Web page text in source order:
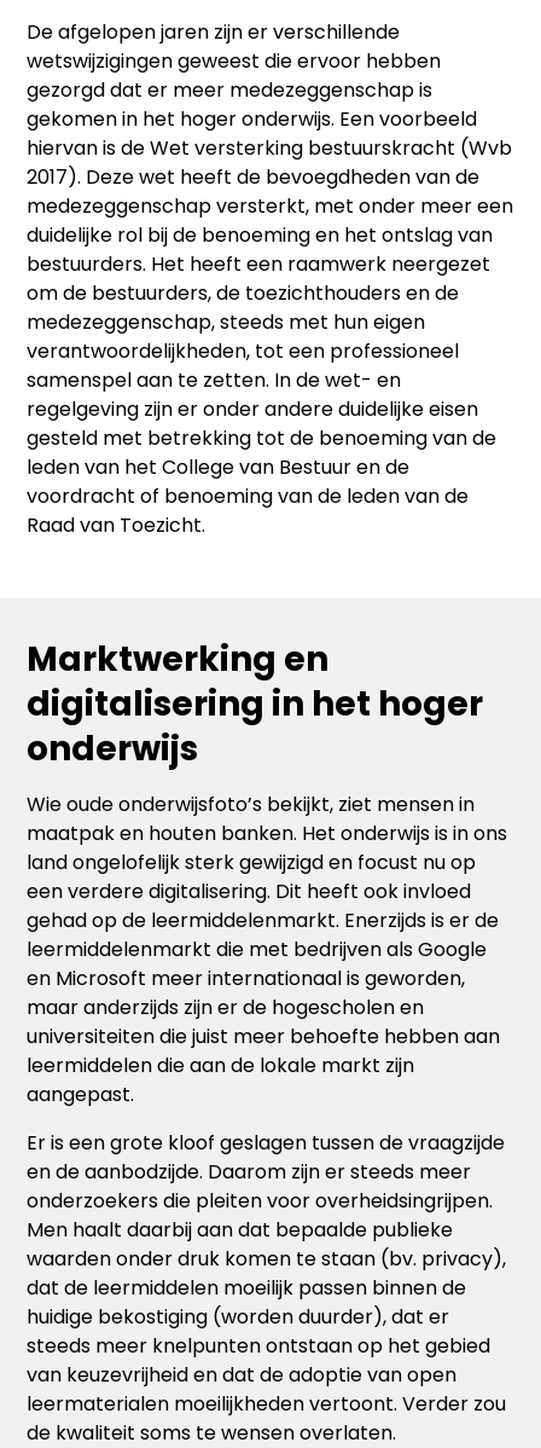
De afgelopen jaren zijn er verschillende
wetswijzigingen geweest die ervoor hebben
gezorgd dat er meer medezeggenschap is
gekomen in het hoger onderwijs. Een voorbeeld
hiervan is de Wet versterking bestuurskracht (Wvb
2017). Deze wet heeft de bevoegdheden van de
medezeggenschap versterkt, met onder meer een
duidelijke rol bij de benoeming en het ontslag van
bestuurders. Het heeft een raamwerk neergezet
om de bestuurders, de toezichthouders en de
medezeggenschap, steeds met hun eigen
verantwoordelijkheden, tot een professioneel
samenspel aan te zetten. In de wet- en
regelgeving zijn er onder andere duidelijke eisen
gesteld met betrekking tot de benoeming van de
leden van het College van Bestuur en de
voordracht of benoeming van de leden van de
Raad van Toezicht.
Marktwerking en
digitalisering in het hoger
onderwijs
Wie oude onderwijsfoto’s bekijkt, ziet mensen in
maatpak en houten banken. Het onderwijs is in ons
land ongelofelijk sterk gewijzigd en focust nu op
een verdere digitalisering. Dit heeft ook invloed
gehad op de leermiddelenmarkt. Enerzijds is er de
leermiddelenmarkt die met bedrijven als Google
en Microsoft meer internationaal is geworden,
maar anderzijds zijn er de hogescholen en
universiteiten die juist meer behoefte hebben aan
leermiddelen die aan de lokale markt zijn
aangepast.
Er is een grote kloof geslagen tussen de vraagzijde
en de aanbodzijde. Daarom zijn er steeds meer
onderzoekers die pleiten voor overheidsingrijpen.
Men haalt daarbij aan dat bepaalde publieke
waarden onder druk komen te staan (bv. privacy),
dat de leermiddelen moeilijk passen binnen de
huidige bekostiging (worden duurder), dat er
steeds meer knelpunten ontstaan op het gebied
van keuzevrijheid en dat de adoptie van open
leermaterialen moeilijkheden vertoont. Verder zou
de kwaliteit soms te wensen overlaten.